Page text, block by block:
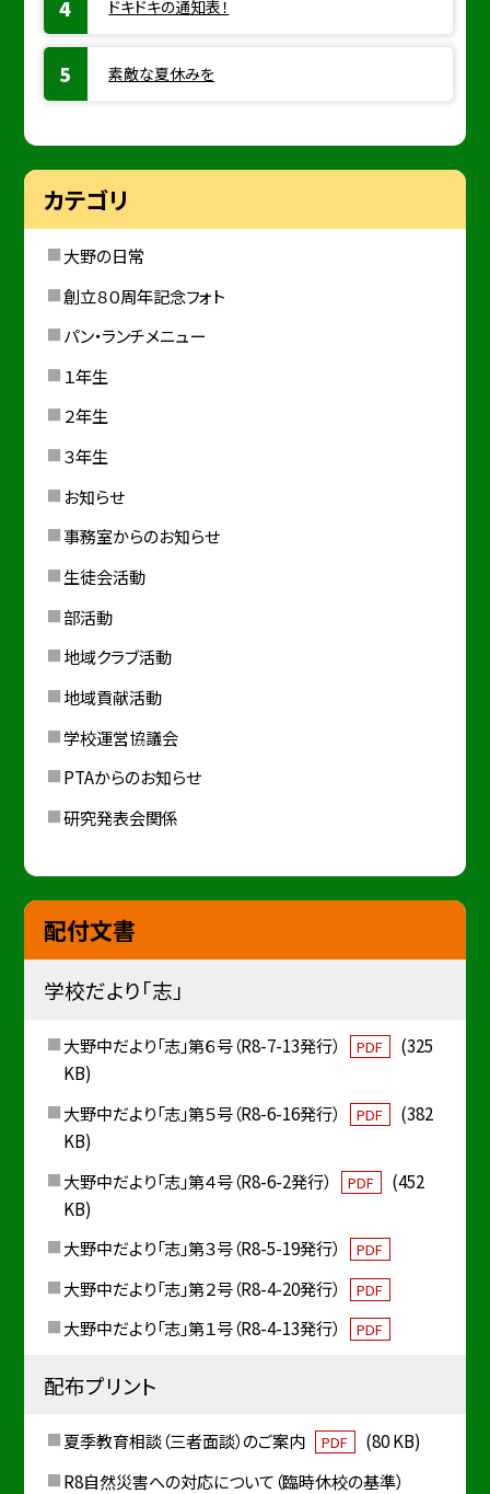
ドキドキの通知表！
素敵な夏休みを
カテゴリ
大野の日常
創立８０周年記念フォト
パン・ランチメニュー
１年生
２年生
３年生
お知らせ
事務室からのお知らせ
生徒会活動
部活動
地域クラブ活動
地域貢献活動
学校運営協議会
PTAからのお知らせ
研究発表会関係
配付文書
学校だより「志」
大野中だより「志」第６号（R8-7-13発行） PDF
(325
KB)
大野中だより「志」第５号（R8-6-16発行）
PDF
(382
KB)
大野中だより「志」第４号（R8-6-2発行）
PDF
(452
KB)
大野中だより「志」第３号（R8-5-19発行）
PDF
大野中だより「志」第２号（R8-4-20発行） PDF
大野中だより「志」第１号（R8-4-13発行） PDF
配布プリント
夏季教育相談（三者面談）のご案内 PDF
(80 KB)
R8自然災害への対応について（臨時休校の基準）